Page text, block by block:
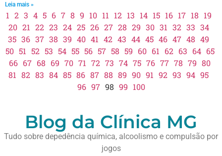
Leia mais »
1 2 3 4 5 6 7 8 9 10 11 12 13 14 15 16 17 18 19
20 21 22 23 24 25 26 27 28 29 30 31 32 33 34
35 36 37 38 39 40 41 42 43 44 45 46 47 48 49
50 51 52 53 54 55 56 57 58 59 60 61 62 63 64 65
66 67 68 69 70 71 72 73 74 75 76 77 78 79 80
81 82 83 84 85 86 87 88 89 90 91 92 93 94 95
96 97 98 99 100
Blog da Clínica MG
Tudo sobre depedência química, alcoolismo e compulsão por
jogos